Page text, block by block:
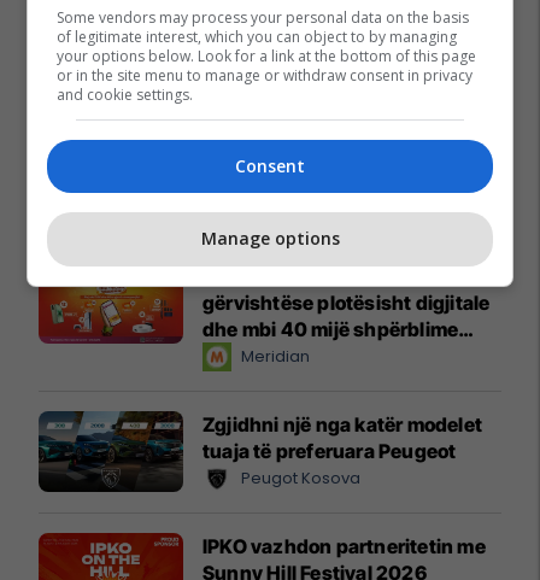
Promo
gërvishtëse plotësisht digjitale
dhe mbi 40 mijë shpërblime
instant!Meridian
Zgjidhni një nga katër modelet
tuaja të preferuara Peugeot
Peugot Kosova
IPKO vazhdon partneritetin me
Sunny Hill Festival 2026
Some vendors may process your personal data on the basis
of legitimate interest, which you can object to by managing
your options below. Look for a link at the bottom of this page
or in the site menu to manage or withdraw consent in privacy
and cookie settings.
Consent
Manage options